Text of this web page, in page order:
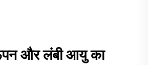
और लंबी आयु का